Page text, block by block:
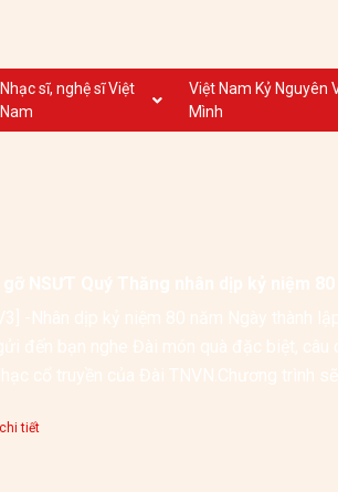
Nhạc sĩ, nghệ sĩ Việt
Nam
Nghệ sĩ biểu diễn VN
Việt Nam Kỷ Nguyên
Mình
gỡ NSƯT Quý Thăng nhân dịp kỷ niệm
-Nhân dịp kỷ niệm 80 năm Ngày thành
đến bạn nghe Đài món quà đặc biệt,
cổ truyền của Đài TNVN.Chương trình
tiết